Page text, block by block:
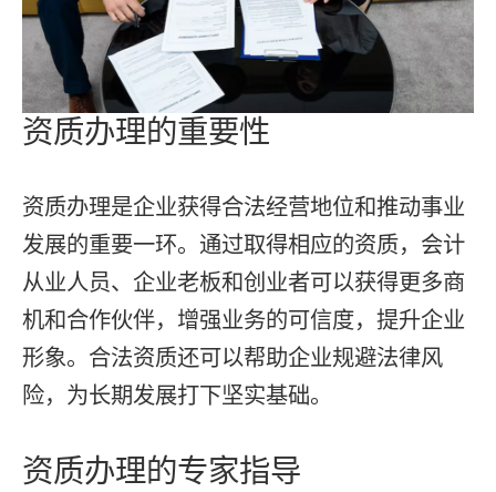
资质办理的重要性
资质办理是企业获得合法经营地位和推动事业
发展的重要一环。通过取得相应的资质，会计
从业人员、企业老板和创业者可以获得更多商
机和合作伙伴，增强业务的可信度，提升企业
形象。合法资质还可以帮助企业规避法律风
险，为长期发展打下坚实基础。
资质办理的专家指导